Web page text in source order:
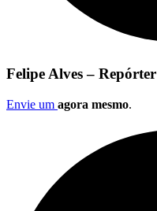
Felipe Alves – Repórter
Envie um agora mesmo.